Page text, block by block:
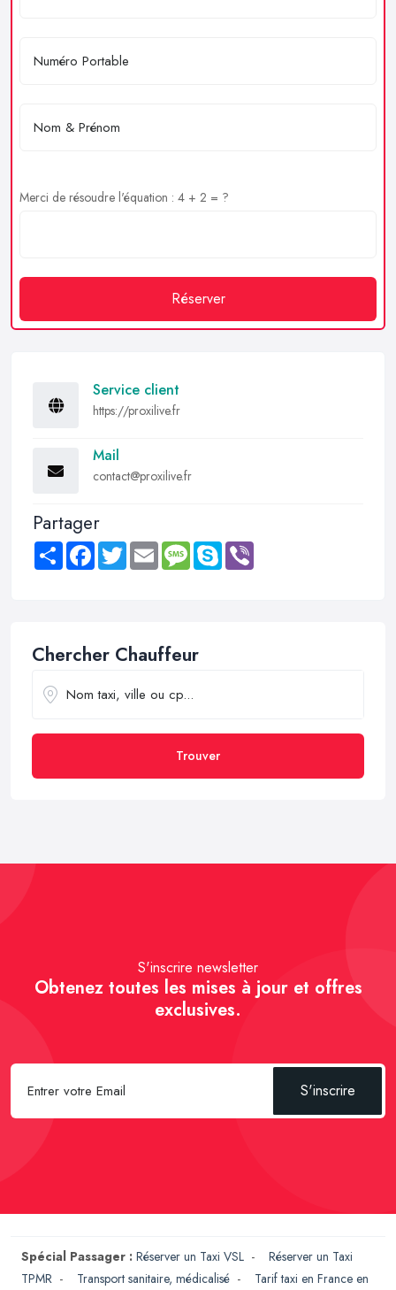
Merci de résoudre l'équation : 4 + 2 = ?
Réserver
Service client
https://proxilive.fr
Mail
contact@proxilive.fr
Partager
Share FacebookTwitter Email MessageSkype
Chercher Chauffeur
Trouver
S'inscrire newsletter
Obtenez toutes les mises à jour et offres
exclusives.
S'inscrire
Spécial Passager : Réserver un Taxi VSL - Réserver un Taxi
TPMR - Transport sanitaire, médicalisé - Tarif taxi en France en